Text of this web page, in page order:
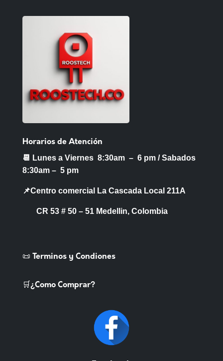
Horarios de Atención
📆 Lunes a Viernes 8:30am – 6 pm /Sabados
8:30am – 5 pm
📌Centro comercial La Cascada Local 211A
CR 53 # 50 – 51 Medellin, Colombia
📜 Terminos y Condiones
🛒¿Como Comprar?